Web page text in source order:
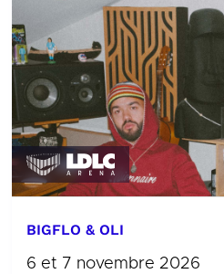
BIGFLO & OLI
6 et 7 novembre 2026